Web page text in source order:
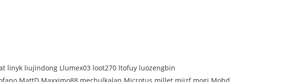
linyk liujindong Llumex03 loot270 ltofuy luozengbin